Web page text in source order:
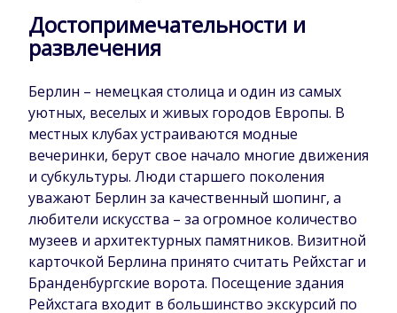
Достопримечательности и
развлечения
Берлин – немецкая столица и один из самых
уютных, веселых и живых городов Европы. В
местных клубах устраиваются модные
вечеринки, берут свое начало многие движения
и субкультуры. Люди старшего поколения
уважают Берлин за качественный шопинг, а
любители искусства – за огромное количество
музеев и архитектурных памятников. Визитной
карточкой Берлина принято считать Рейхстаг и
Бранденбургские ворота. Посещение здания
Рейхстага входит в большинство экскурсий по